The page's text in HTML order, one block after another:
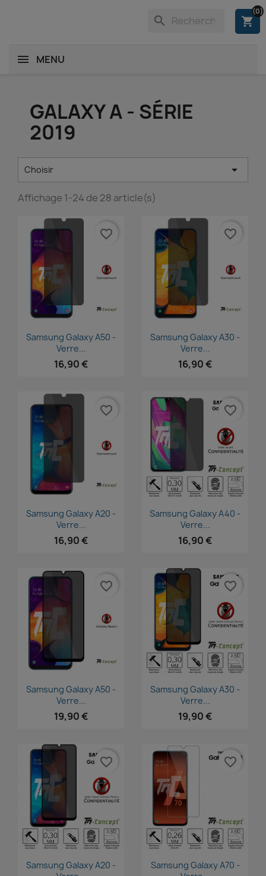
shopping_cart
(0)
search
MENU
GALAXY A - SÉRIE
2019
Choisir 
Affichage 1-24 de 28 article(s)
Aperçu rapide
Samsung Galaxy A50 -
Verre...
16,90 €
favorite_border
Aperçu rapide
Samsung Galaxy A30 -
Verre...
16,90 €
favorite_border
Aperçu rapide
Samsung Galaxy A20 -
Verre...
16,90 €
favorite_border
Aperçu rapide
Samsung Galaxy A40 -
Verre...
16,90 €
favorite_border
Aperçu rapide
Samsung Galaxy A50 -
Verre...
19,90 €
favorite_border
Aperçu rapide
Samsung Galaxy A30 -
Verre...
19,90 €
favorite_border
Aperçu rapide
Samsung Galaxy A20 -
favorite_border
Aperçu rapide
Samsung Galaxy A70 -
favorite_border